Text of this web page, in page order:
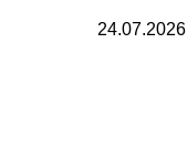
24.07.2026